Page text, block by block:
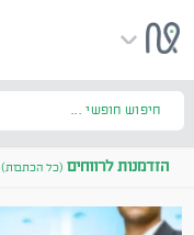
חיפוש חופשי ...
הזדמנות לרווחים (כל הכתבות)